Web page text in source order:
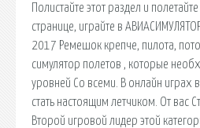
Полистайте этот раздел и
странице, играйте в
2017 Ремешок крепче, пилота,
симулятор полетов , которые
уровней Со всеми. В онлайн играх
стать настоящим летчиком. От вас
Второй игровой лидер этой